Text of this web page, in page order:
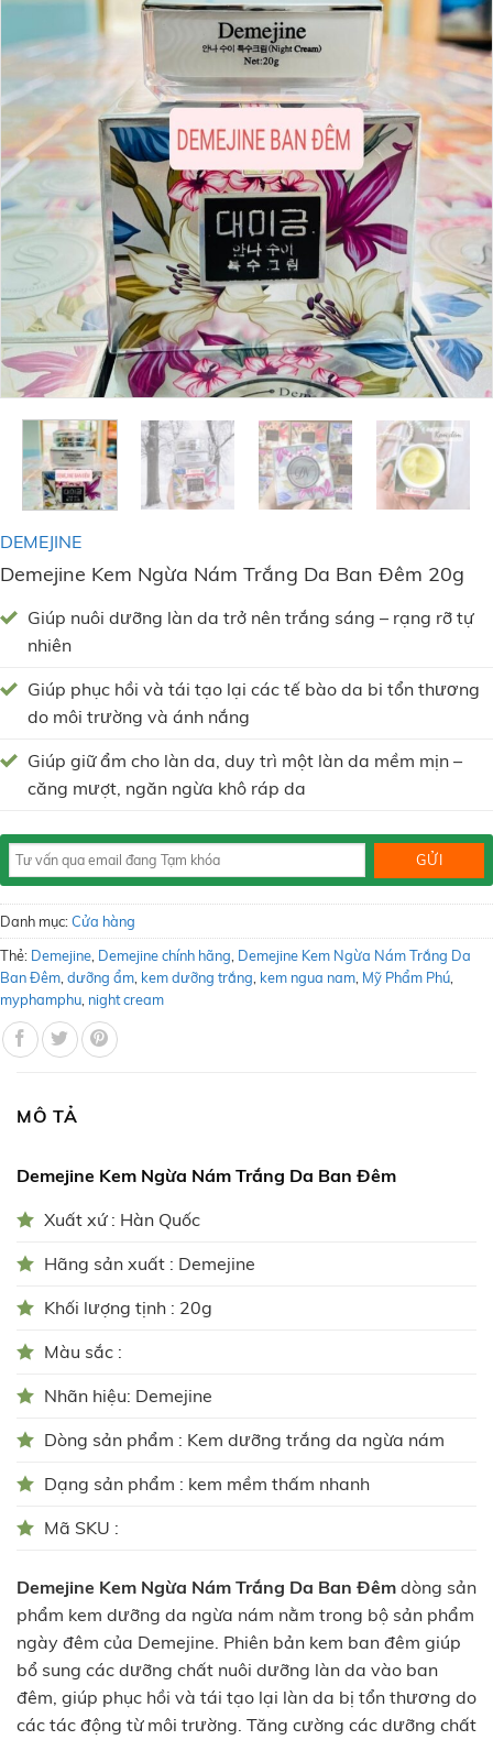
DEMEJINE
Demejine Kem Ngừa Nám Trắng Da Ban Đêm 20g
Giúp nuôi dưỡng làn da trở nên trắng sáng – rạng rỡ tự
nhiên
Giúp phục hồi và tái tạo lại các tế bào da bi tổn thương
do môi trường và ánh nắng
Giúp giữ ẩm cho làn da, duy trì một làn da mềm mịn –
căng mượt, ngăn ngừa khô ráp da
Danh mục:Cửa hàng
Thẻ: Demejine, Demejine chính hãng, Demejine Kem Ngừa Nám Trắng Da
Ban Đêm,dưỡng ẩm, kem dưỡng trắng, kem ngua nam, Mỹ Phẩm Phú,
myphamphu, night cream
MÔ TẢ
Demejine Kem Ngừa Nám Trắng Da Ban Đêm
Xuất xứ : Hàn Quốc
Hãng sản xuất : Demejine
Khối lượng tịnh : 20g
Màu sắc :
Nhãn hiệu: Demejine
Dòng sản phẩm : Kem dưỡng trắng da ngừa nám
Dạng sản phẩm : kem mềm thấm nhanh
Mã SKU :
Demejine Kem Ngừa Nám Trắng Da Ban Đêm dòng sản
phẩm kem dưỡng da ngừa nám nằm trong bộ sản phẩm
ngày đêm của Demejine. Phiên bản kem ban đêm giúp
bổ sung các dưỡng chất nuôi dưỡng làn da vào ban
đêm, giúp phục hồi và tái tạo lại làn da bị tổn thương do
các tác động từ môi trường. Tăng cường các dưỡng chất